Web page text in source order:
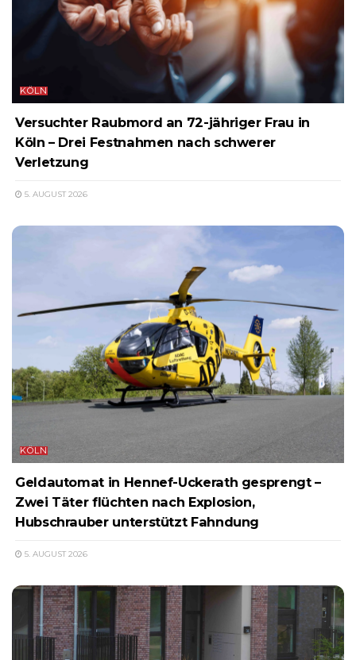
KÖLN
Versuchter Raubmord an 72-jähriger Frau in
Köln – Drei Festnahmen nach schwerer
Verletzung
5. AUGUST 2026
KÖLN
Geldautomat in Hennef-Uckerath gesprengt –
Zwei Täter flüchten nach Explosion,
Hubschrauber unterstützt Fahndung
5. AUGUST 2026